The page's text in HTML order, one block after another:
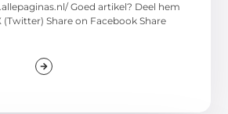
Goed artikel? Deel hem
(Twitter) Share on Facebook Share